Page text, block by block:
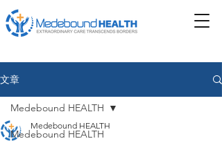
文章
Medebound HEALTH
Medebound HEALTH
Medebound HEALTH